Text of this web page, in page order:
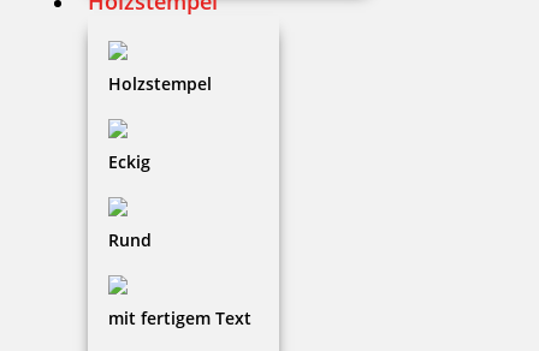
Holzstempel
Eckig
Rund
mit fertigem Text
Jetzt gestalten